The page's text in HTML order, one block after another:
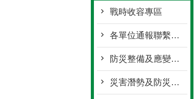
戰時收容專區
各單位通報聯繫窗口
防災整備及應變作為
災害潛勢及防災地圖檔案